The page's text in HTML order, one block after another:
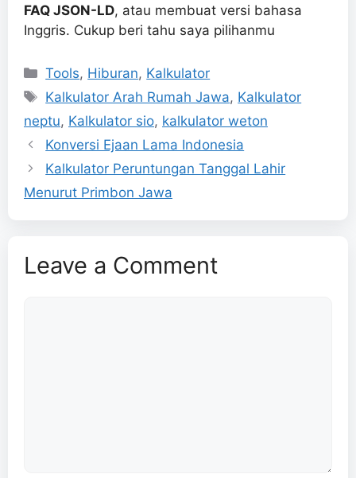
FAQ JSON-LD, atau membuat versi bahasa
Inggris. Cukup beri tahu saya pilihanmu
Categories
Tools, Hiburan, Kalkulator
Tags
Kalkulator Arah Rumah Jawa, Kalkulator
neptu, Kalkulator sio, kalkulator weton
Konversi Ejaan Lama Indonesia
Kalkulator Peruntungan Tanggal Lahir
Menurut Primbon Jawa
Leave a Comment